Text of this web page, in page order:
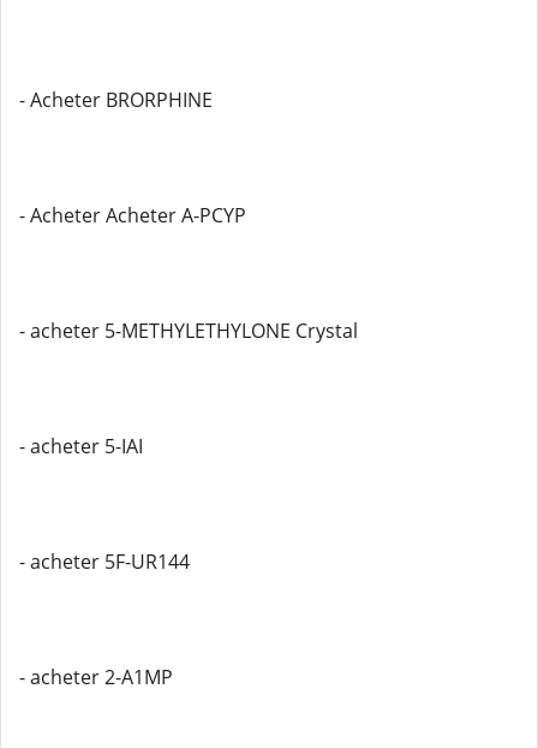
- Acheter BRORPHINE
- Acheter Acheter A-PCYP
- acheter 5-METHYLETHYLONE Crystal
- acheter 5-IAI
- acheter 5F-UR144
- acheter 2-A1MP